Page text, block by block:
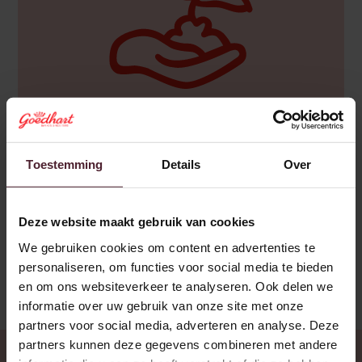
Toestemming Details Over
Deze website maakt gebruik van cookies
We gebruiken cookies om content en advertenties te
personaliseren, om functies voor social media te bieden
en om ons websiteverkeer te analyseren. Ook delen we
informatie over uw gebruik van onze site met onze
partners voor social media, adverteren en analyse. Deze
partners kunnen deze gegevens combineren met andere
Bijdragen aan groei
Mensen vinden die hier passen
Ook ruimte voor jouw groei!